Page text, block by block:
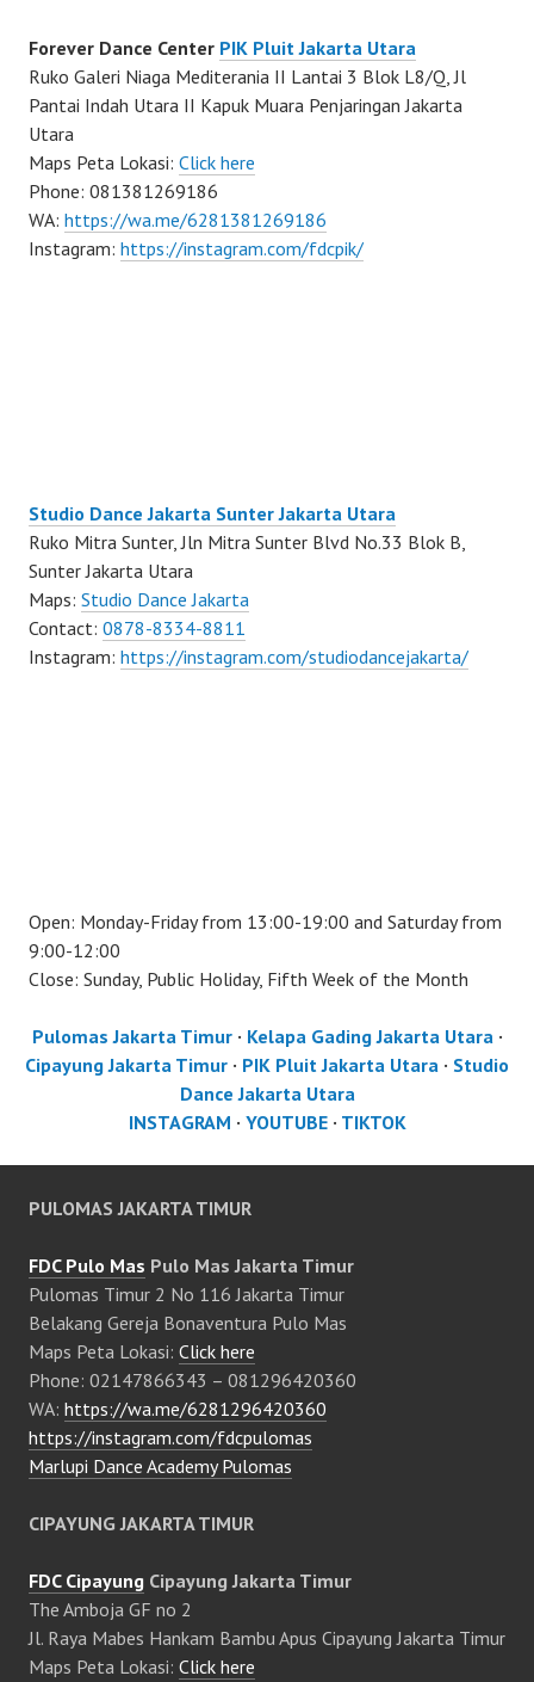
Forever Dance Center PIK Pluit Jakarta Utara
Ruko Galeri Niaga Mediterania II Lantai 3 Blok L8/Q, Jl
Pantai Indah Utara II Kapuk Muara Penjaringan Jakarta
Utara
Maps Peta Lokasi: Click here
Phone: 081381269186
WA: https://wa.me/6281381269186
Instagram: https://instagram.com/fdcpik/
Studio Dance Jakarta Sunter Jakarta Utara
Ruko Mitra Sunter, Jln Mitra Sunter Blvd No.33 Blok B,
Sunter Jakarta Utara
Maps: Studio Dance Jakarta
Contact: 0878-8334-8811
Instagram: https://instagram.com/studiodancejakarta/
Open: Monday-Friday from 13:00-19:00 and Saturday from
9:00-12:00
Close: Sunday, Public Holiday, Fifth Week of the Month
Pulomas Jakarta Timur· Kelapa Gading Jakarta Utara·
Cipayung Jakarta Timur · PIK Pluit Jakarta Utara · Studio
Dance Jakarta Utara
INSTAGRAM · YOUTUBE· TIKTOK
PULOMAS JAKARTA TIMUR
FDC Pulo Mas Pulo Mas Jakarta Timur
Pulomas Timur 2 No 116 Jakarta Timur
Belakang Gereja Bonaventura Pulo Mas
Maps Peta Lokasi: Click here
Phone: 02147866343 – 081296420360
WA: https://wa.me/6281296420360
https://instagram.com/fdcpulomas
Marlupi Dance Academy Pulomas
CIPAYUNG JAKARTA TIMUR
FDC Cipayung Cipayung Jakarta Timur
The Amboja GF no 2
Jl. Raya Mabes Hankam Bambu Apus Cipayung Jakarta Timur
Maps Peta Lokasi: Click here